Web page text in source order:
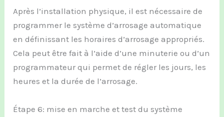
Après l’installation physique, il est nécessaire de
programmer le système d’arrosage automatique
en définissant les horaires d’arrosage appropriés.
Cela peut être fait à l’aide d’une minuterie ou d’un
programmateur qui permet de régler les jours, les
heures et la durée de l’arrosage.
Étape 6: mise en marche et test du système